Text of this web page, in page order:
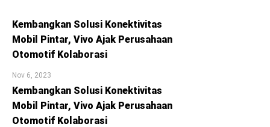
Kembangkan Solusi Konektivitas
Mobil Pintar, Vivo Ajak Perusahaan
Otomotif Kolaborasi
Nov 6, 2023
Kembangkan Solusi Konektivitas
Mobil Pintar, Vivo Ajak Perusahaan
Otomotif Kolaborasi